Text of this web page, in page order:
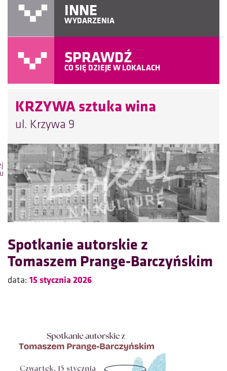
INNE
WYDARZENIA
SPRAWDŹ
CO SIĘ DZIEJE W LOKALACH
KRZYWA sztuka wina
ul. Krzywa 9
Spotkanie autorskie z
Tomaszem Prange-Barczyńskim
data: 15 stycznia 2026